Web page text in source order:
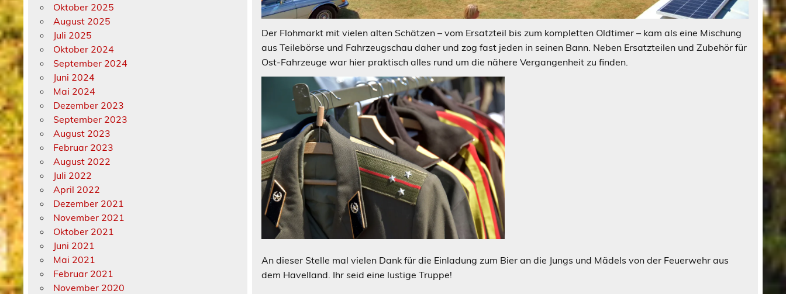
Der Flohmarkt mit vielen alten Schätzen – vom Ersatzteil bis zum kompletten Oldtimer – kam als eine Mischung
aus Teilebörse und Fahrzeugschau daher und zog fast jeden in seinen Bann. Neben Ersatzteilen und Zubehör für
Ost-Fahrzeuge war hier praktisch alles rund um die nähere Vergangenheit zu finden.
An dieser Stelle mal vielen Dank für die Einladung zum Bier an die Jungs und Mädels von der Feuerwehr aus
dem Havelland. Ihr seid eine lustige Truppe!
Oktober 2025
August 2025
Juli 2025
Oktober 2024
September 2024
Juni 2024
Mai 2024
Dezember 2023
September 2023
August 2023
Februar 2023
August 2022
Juli 2022
April 2022
Dezember 2021
November 2021
Oktober 2021
Juni 2021
Mai 2021
Februar 2021
November 2020